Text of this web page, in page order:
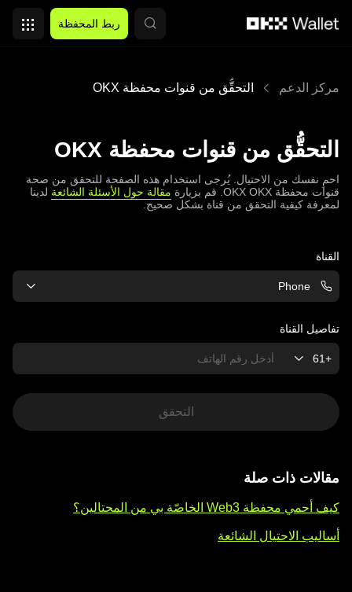
ربط المحفظة
مركز الدعم التحقُّق من قنوات محفظة OKX
التحقُّق من قنوات محفظة OKX
احمِ نفسك من الاحتيال. يُرجى استخدام هذه الصفحة للتحقق من صحة
قنوات محفظة OKX OKX. قم بزيارة
مقالة حول الأسئلة الشائعة لدينا
لمعرفة كيفية التحقق من قناة بشكل صحيح.
القناة
Phone
تفاصيل القناة
+61
التحقق
مقالات ذات صلة
كيف أحمي محفظة Web3 الخاصّة بي من المحتالين؟
أساليب الاحتيال الشائعة